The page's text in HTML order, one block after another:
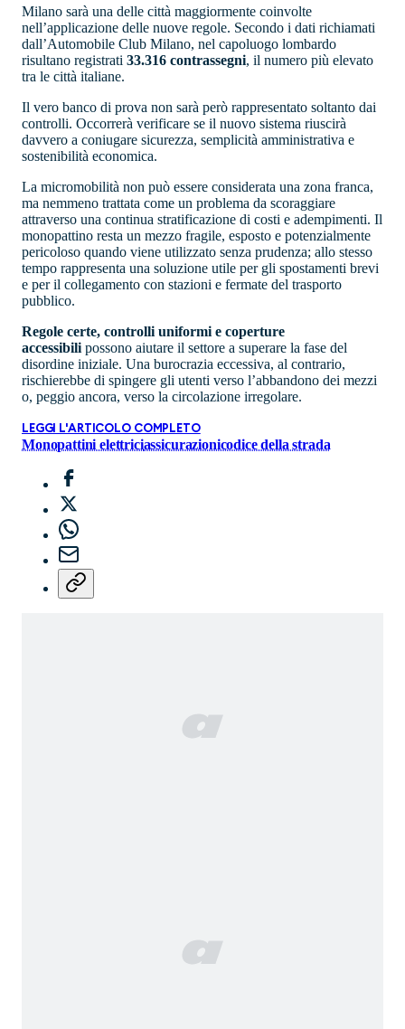
Milano sarà una delle città maggiormente coinvolte
nell’applicazione delle nuove regole. Secondo i dati richiamati
dall’Automobile Club Milano, nel capoluogo lombardo
risultano registrati 33.316 contrassegni, il numero più elevato
tra le città italiane.
Il vero banco di prova non sarà però rappresentato soltanto dai
controlli. Occorrerà verificare se il nuovo sistema riuscirà
davvero a coniugare sicurezza, semplicità amministrativa e
sostenibilità economica.
La micromobilità non può essere considerata una zona franca,
ma nemmeno trattata come un problema da scoraggiare
attraverso una continua stratificazione di costi e adempimenti. Il
monopattino resta un mezzo fragile, esposto e potenzialmente
pericoloso quando viene utilizzato senza prudenza; allo stesso
tempo rappresenta una soluzione utile per gli spostamenti brevi
e per il collegamento con stazioni e fermate del trasporto
pubblico.
Regole certe, controlli uniformi e coperture
accessibili possono aiutare il settore a superare la fase del
disordine iniziale. Una burocrazia eccessiva, al contrario,
rischierebbe di spingere gli utenti verso l’abbandono dei mezzi
o, peggio ancora, verso la circolazione irregolare.
LEGGI L'ARTICOLO COMPLETO
Monopattini elettriciassicurazionicodice della strada